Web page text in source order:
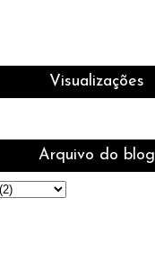
Visualizações
Arquivo do blog